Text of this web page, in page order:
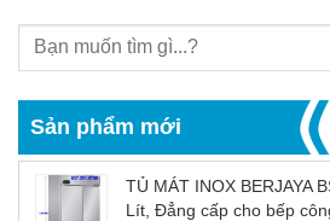
Sản phẩm mới
TỦ MÁT INOX BERJAYA
Lít, Đẳng cấp cho bếp